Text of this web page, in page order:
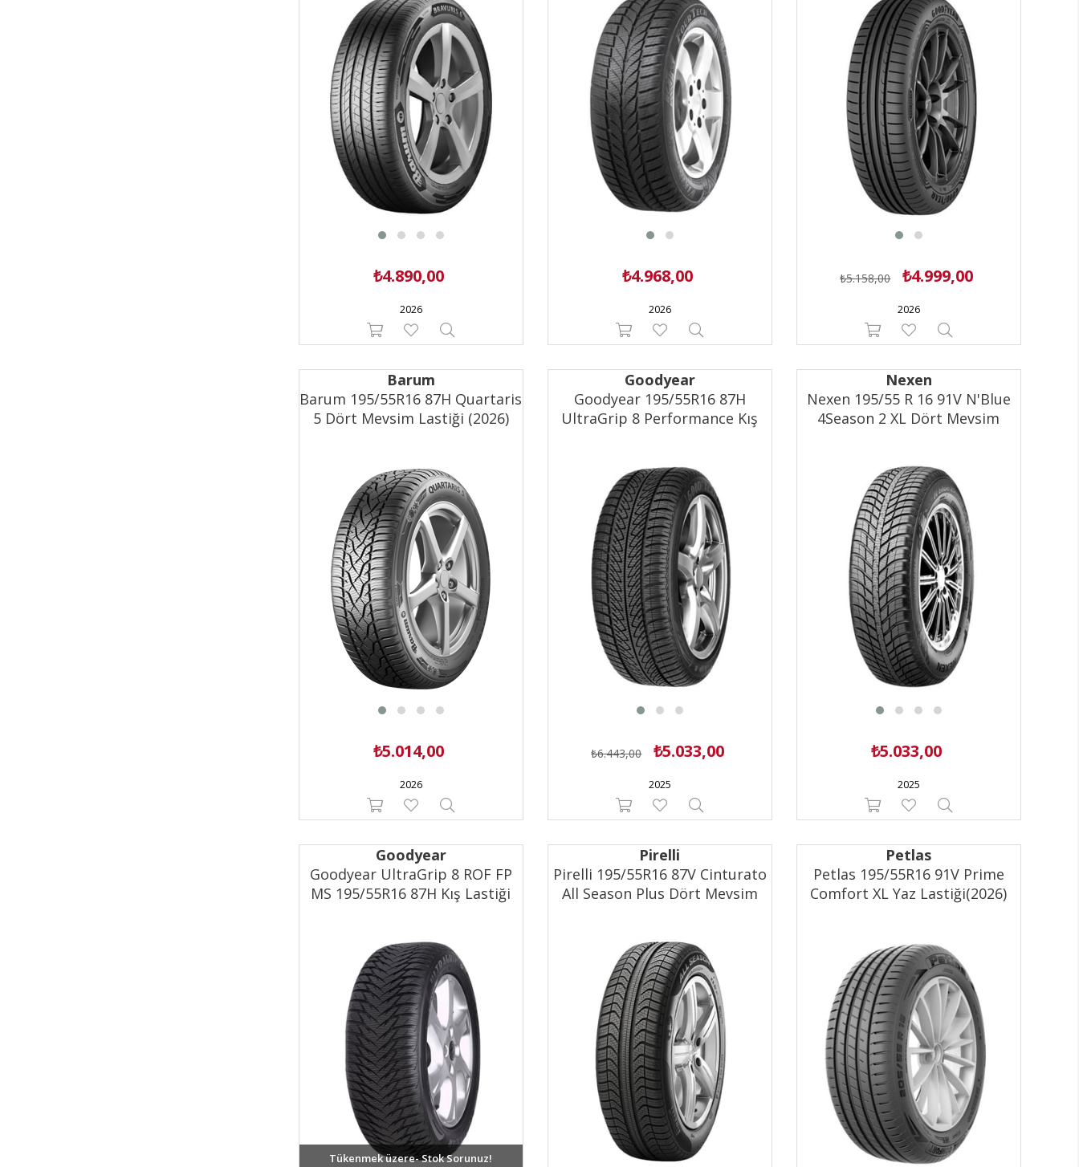
₺4.890,00
2026
₺4.968,00
2026
₺4.999,00
₺5.158,00
2026
Barum
Barum 195/55R16 87H Quartaris
5 Dört Mevsim Lastiği (2026)
₺5.014,00
2026
Goodyear
Goodyear 195/55R16 87H
UltraGrip 8 Performance Kış
₺5.033,00
₺6.443,00
2025
Nexen
Nexen 195/55 R 16 91V N'Blue
4Season 2 XL Dört Mevsim
₺5.033,00
2025
Goodyear
Goodyear UltraGrip 8 ROF FP
MS 195/55R16 87H Kış Lastiği
Tükenmek üzere- Stok Sorunuz!
Pirelli
Pirelli 195/55R16 87V Cinturato
All Season Plus Dört Mevsim
Petlas
Petlas 195/55R16 91V Prime
Comfort XL Yaz Lastiği(2026)